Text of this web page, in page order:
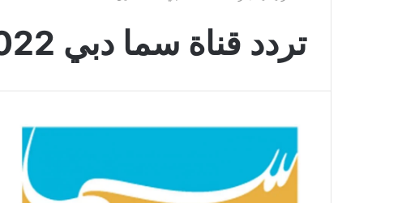
تردد قناة سما دبي 2022 نايل سات